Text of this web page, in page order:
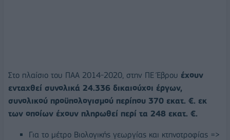
Στο πλαίσιο του ΠΑΑ 2014-2020, στην ΠΕ Έβρου έχουν
ενταχθεί συνολικά 24.336 δικαιούχοι έργων,
συνολικού προϋπολογισμού περίπου 370 εκατ. €. εκ
των οποίων έχουν πληρωθεί περί τα 248 εκατ. €.
Για το μέτρο Βιολογικής γεωργίας και κτηνοτροφίας =>